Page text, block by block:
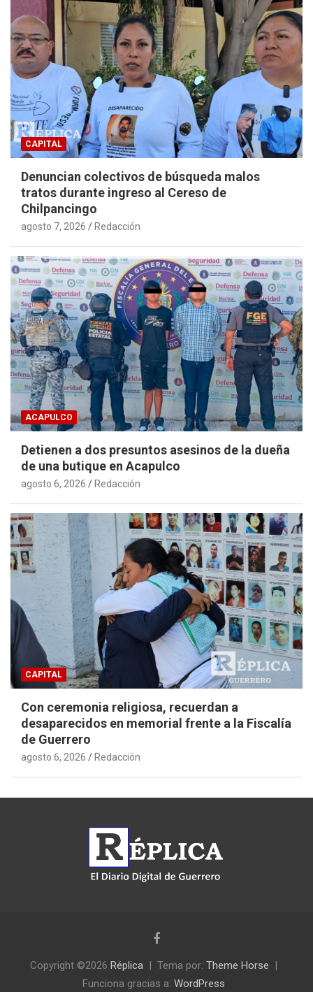
CAPITAL
Denuncian colectivos de búsqueda malos
tratos durante ingreso al Cereso de
Chilpancingo
agosto 7, 2026 Redacción
ACAPULCO
Detienen a dos presuntos asesinos de la dueña
de una butique en Acapulco
agosto 6, 2026 Redacción
CAPITAL
Con ceremonia religiosa, recuerdan a
desaparecidos en memorial frente a la Fiscalía
de Guerrero
agosto 6, 2026 Redacción
Copyright ©2026 Réplica Tema por: Theme Horse
Funciona gracias a: WordPress